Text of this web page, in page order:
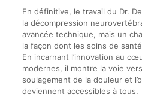
En définitive, le travail du Dr.
la décompression
avancée technique, mais un
la façon dont les soins de
En incarnant l’innovation au
modernes, il montre la voie
soulagement de la douleur et
deviennent accessibles à tous.